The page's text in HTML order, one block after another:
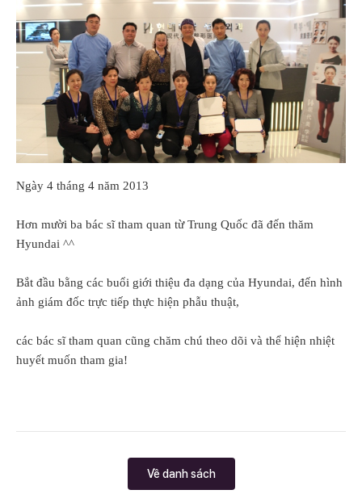
Ngày 4 tháng 4 năm 2013
Hơn mười ba bác sĩ tham quan từ Trung Quốc đã đến thăm
Hyundai ^^
Bắt đầu bằng các buổi giới thiệu đa dạng của Hyundai, đến hình
ảnh giám đốc trực tiếp thực hiện phẫu thuật,
các bác sĩ tham quan cũng chăm chú theo dõi và thể hiện nhiệt
huyết muốn tham gia!
Về danh sách